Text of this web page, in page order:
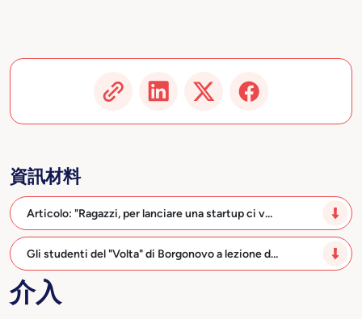
資訊材料
Articolo: "Ragazzi, per lanciare una startup ci v…
Gli studenti del "Volta" di Borgonovo a lezione d…
介入